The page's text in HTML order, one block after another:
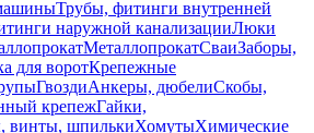
Трубы, фитинги внутренней
наружной канализацииЛюки
МеталлопрокатСваиЗаборы,
для воротКрепежные
ГвоздиАнкеры, дюбелиСкобы,
крепежГайки,
винты, шпилькиХомутыХимические